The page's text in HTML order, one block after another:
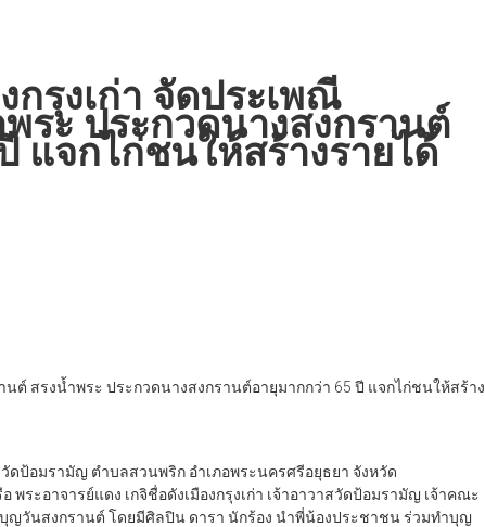
กรุงเก่า จัดประเพณี
ระ ประกวดนางสงกรานต์
แจกไก่ชนให้สร้างรายได้
นต์ สรงน้ำพระ ประกวดนางสงกรานต์อายุมากกว่า 65 ปี แจกไก่ชนให้สร้าง
วัดป้อมรามัญ ตำบลสวนพริก อำเภอพระนครศรีอยุธยา จังหวัด
ระอาจารย์แดง เกจิชื่อดังเมืองกรุงเก่า เจ้าอาวาสวัดป้อมรามัญ เจ้าคณะ
ญวันสงกรานต์ โดยมีศิลปิน ดารา นักร้อง นำพี่น้องประชาชน ร่วมทำบุญ